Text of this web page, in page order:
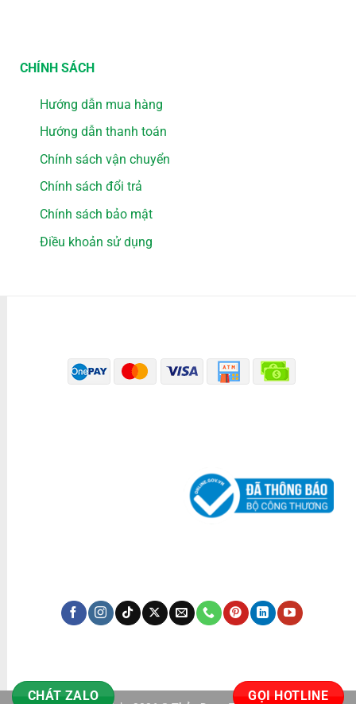
CHÍNH SÁCH
Hướng dẫn mua hàng
Hướng dẫn thanh toán
Chính sách vận chuyển
Chính sách đổi trả
Chính sách bảo mật
Điều khoản sử dụng
CHÁT ZALO GỌI HOTLINE